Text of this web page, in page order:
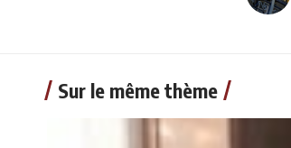
Sur le même thème